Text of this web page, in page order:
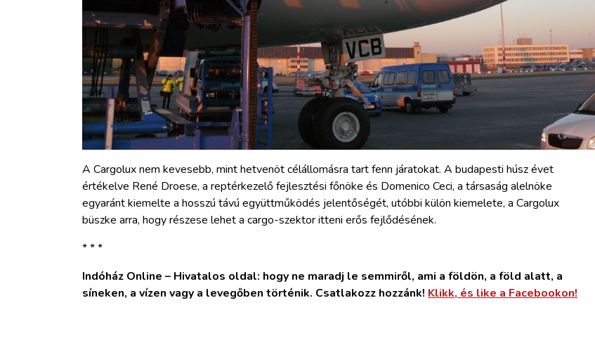
A Cargolux nem kevesebb, mint hetvenöt célállomásra tart fenn járatokat. A budapesti húsz évet
értékelve René Droese, a reptérkezelő fejlesztési főnöke és Domenico Ceci, a társaság alelnöke
egyaránt kiemelte a hosszú távú együttműködés jelentőségét, utóbbi külön kiemelete, a Cargolux
büszke arra, hogy részese lehet a cargo-szektor itteni erős fejlődésének.
* * *
Indóház Online – Hivatalos oldal: hogy ne maradj le semmiről, ami a földön, a föld alatt, a
síneken, a vízen vagy a levegőben történik. Csatlakozz hozzánk! Klikk, és like a Facebookon!